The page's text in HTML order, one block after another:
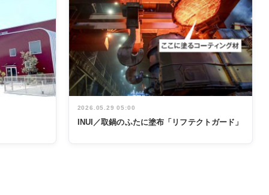
2026.05.29 05:00
INUI／取鍋のふたに塗布「リフテクトガード」